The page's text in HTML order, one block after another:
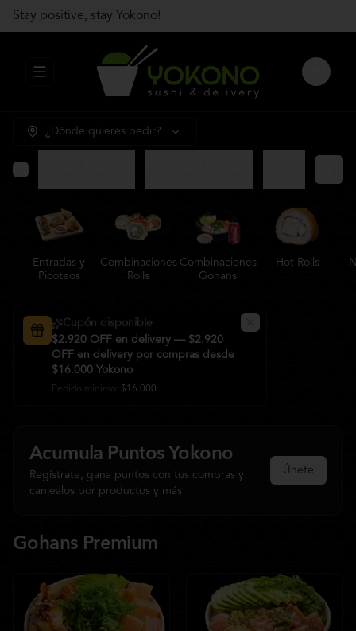
Stay positive, stay Yokono!
Abrir menu de navegación Login
¿Dónde quieres pedir?
Entradas y
Picoteos
Combinaciones
Rolls
Combinaciones
Gohans
Hot Rolls
Cupón disponible
$2.920 OFF en delivery — $2.920
OFF en delivery por compras desde
$16.000 Yokono
Pedido mínimo: $16.000
Acumula Puntos Yokono
Regístrate, gana puntos con tus compras y
canjealos por productos y más
Únete
Gohans Premium